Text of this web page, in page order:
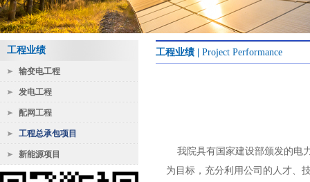
工程业绩
输变电工程
发电工程
配网工程
工程总承包项目
新能源项目
工程业绩 Project Performance
我院具有国家建设部颁发的电
为目标，充分利用公司的人才、